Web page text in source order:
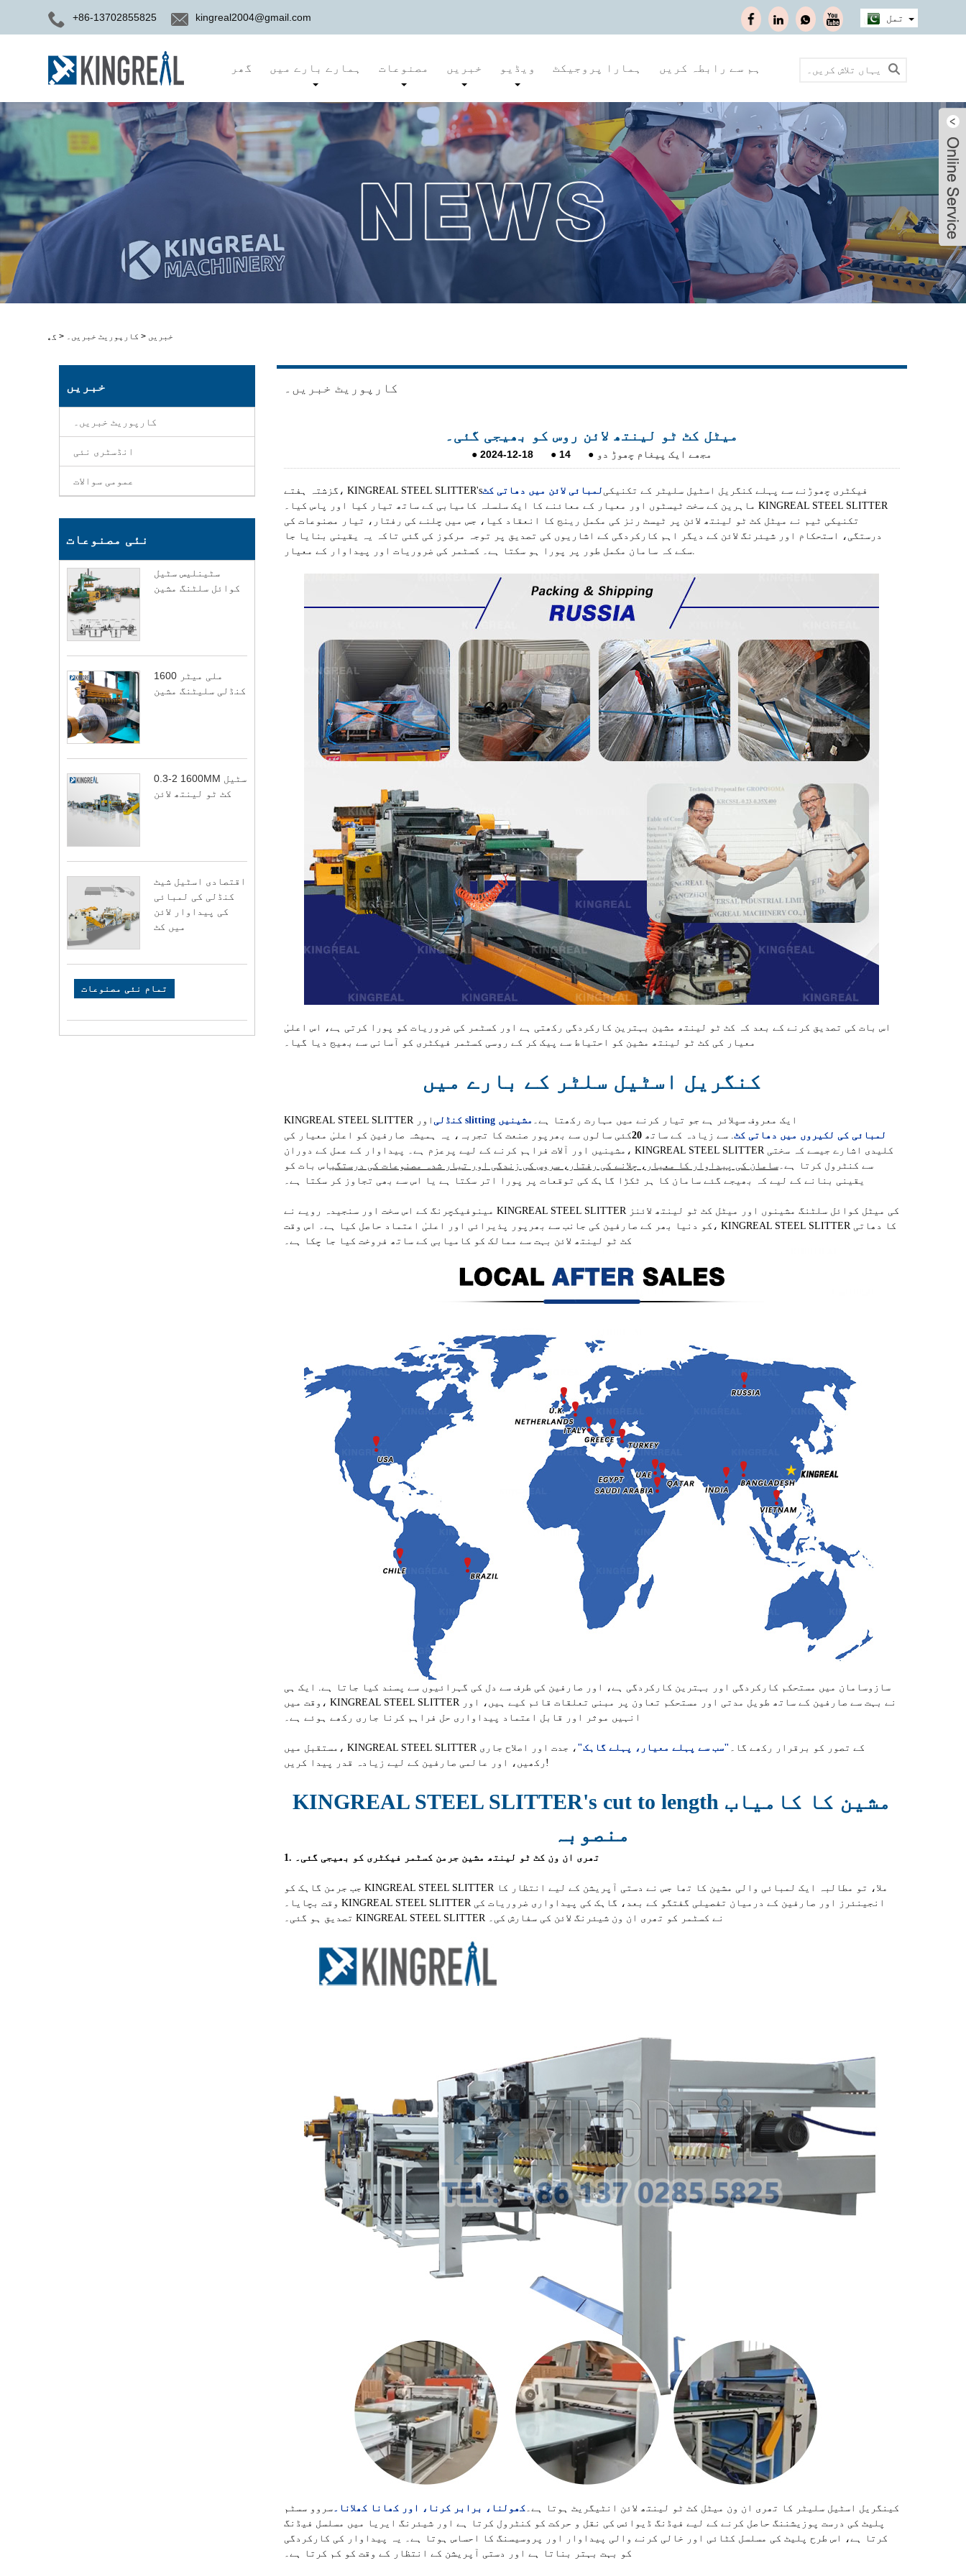
+86-13702855825 kingreal2004@gmail.com تمل
گھر ہمارے بارے میں مصنوعات خبریں ویڈیو ہمارا پروجیکٹ ہم سے رابطہ کریں
گھر > خبریں > کارپوریٹ خبریں۔
خبریں
کارپوریٹ خبریں۔
انڈسٹری نئی
عمومی سوالات
نئی مصنوعات
سٹینلیس سٹیل
کوائل سلٹنگ مشین
1600 ملی میٹر
کنڈلی سلیٹنگ مشین
0.3-2 1600MM سٹیل
کٹ ٹو لینتھ لائن
اقتصادی اسٹیل شیٹ
کنڈلی کی لمبائی
کی پیداوار لائن
میں کٹ
تمام نئی مصنوعات
کارپوریٹ خبریں۔
میٹل کٹ ٹو لینتھ لائن روس کو بھیجی گئی۔
●2024-12-18 ● 14 ● مجھے ایک پیغام چھوڑ دو
گزشتہ ہفتے، KINGREAL STEEL SLITTER'sلمبائی لائن میں دھاتی کٹ فیکٹری چھوڑنے سے پہلے کنگریل اسٹیل سلیٹر کے تکنیکی
ماہرین کے سخت ٹیسٹوں اور معیار کے معائنے کا ایک سلسلہ کامیابی کے ساتھ تیار کیا اور پاس کیا۔ KINGREAL STEEL SLITTER
تکنیکی ٹیم نے میٹل کٹ ٹو لینتھ لائن پر ٹیسٹ رنز کی مکمل رینج کا انعقاد کیا، جس میں چلنے کی رفتار، تیار مصنوعات کی
درستگی، استحکام اور شیئرنگ لائن کے دیگر اہم کارکردگی کے اشاریوں کی تصدیق پر توجہ مرکوز کی گئی تاکہ یہ یقینی بنایا جا
سکے کہ سامان مکمل طور پر پورا ہو سکتا ہے۔ کسٹمر کی ضروریات اور پیداوار کے معیار.
اس بات کی تصدیق کرنے کے بعد کہ کٹ ٹو لینتھ مشین بہترین کارکردگی رکھتی ہے اور کسٹمر کی ضروریات کو پورا کرتی ہے، اس اعلیٰ
معیار کی کٹ ٹو لینتھ مشین کو احتیاط سے پیک کر کے روسی کسٹمر فیکٹری کو آسانی سے بھیج دیا گیا۔
کنگریل اسٹیل سلٹر کے بارے میں
KINGREAL STEEL SLITTER ایک معروف سپلائر ہے جو تیار کرنے میں مہارت رکھتا ہے۔ کنڈلی slitting مشینیں
اور
لمبائی کی لکیروں میں دھاتی کٹ . سے زیادہ کے ساتھ 20
کئی سالوں سے بھرپور صنعت کا تجربہ، یہ ہمیشہ صارفین کو اعلیٰ معیار کی
مشینیں اور آلات فراہم کرنے کے لیے پرعزم ہے۔ پیداوار کے عمل کے دوران، KINGREAL STEEL SLITTER کلیدی اشارے جیسے کہ سختی
سے کنٹرول کرتا ہے۔سامان کی پیداوار کا معیار، چلانے کی رفتار، سروس کی زندگی اور تیار شدہ مصنوعات کی درستگی اس بات کو
یقینی بنانے کے لیے کہ بھیجے گئے سامان کا ہر ٹکڑا گاہک کی توقعات پر پورا اتر سکتا ہے یا اس سے بھی تجاوز کر سکتا ہے۔
مینوفیکچرنگ کے اس سخت اور سنجیدہ رویے نے KINGREAL STEEL SLITTER کی میٹل کوائل سلٹنگ مشینوں اور میٹل کٹ ٹو لینتھ لائنز
کو دنیا بھر کے صارفین کی جانب سے بھرپور پذیرائی اور اعلیٰ اعتماد حاصل کیا ہے۔ اس وقت، KINGREAL STEEL SLITTER کا دھاتی
سازوسامان میں مستحکم کارکردگی اور بہترین کارکردگی ہے، اور صارفین کی طرف سے دل کی گہرائیوں سے پسند کیا جاتا ہے. ایک ہی
وقت میں، KINGREAL STEEL SLITTER نے بہت سے صارفین کے ساتھ طویل مدتی اور مستحکم تعاون پر مبنی تعلقات قائم کیے ہیں، اور
انہیں موثر اور قابل اعتماد پیداواری حل فراہم کرنا جاری رکھے ہوئے ہے۔
مستقبل میں، KINGREAL STEEL SLITTER کے تصور کو برقرار رکھے گا۔ "سب سے پہلے معیار، پہلے گاہک" ، جدت اور اصلاح جاری
رکھیں، اور عالمی صارفین کے لیے زیادہ قدر پیدا کریں!
KINGREAL STEEL SLITTER's cut to length مشین کا کامیاب
منصوبہ
1. تھری ان ون کٹ ٹو لینتھ مشین جرمن کسٹمر فیکٹری کو بھیجی گئی۔
جب جرمن گاہک کو KINGREAL STEEL SLITTER ملا، تو مطالبہ ایک لمبائی والی مشین کا تھا جس نے دستی آپریشن کے لیے انتظار کا
وقت بچایا۔ KINGREAL STEEL SLITTER انجینئرز اور صارفین کے درمیان تفصیلی گفتگو کے بعد، گاہک کی پیداواری ضروریات کی
تصدیق ہو گئی۔ KINGREAL STEEL SLITTER نے کسٹمر کو تھری ان ون شیئرنگ لائن کی سفارش کی۔
کینگریل اسٹیل سلیٹر کا تھری ان ون میٹل کٹ ٹو لینتھ لائن انٹیگریٹ ہوتا ہے۔ کھولنا، برابر کرنا، اور کھانا کھلانا۔سروو سسٹم
پلیٹ کی درست پوزیشننگ حاصل کرنے کے لیے فیڈنگ ڈیوائس کی نقل و حرکت کو کنٹرول کرتا ہے اور شیئرنگ ایریا میں مسلسل فیڈنگ
کرتا ہے، اس طرح پلیٹ کی مسلسل کٹائی اور خالی کرنے والی پیداوار اور پروسیسنگ کا احساس ہوتا ہے۔ یہ پیداوار کی کارکردگی
کو بہت بہتر بناتا ہے اور دستی آپریشن کے انتظار کے وقت کو کم کرتا ہے۔